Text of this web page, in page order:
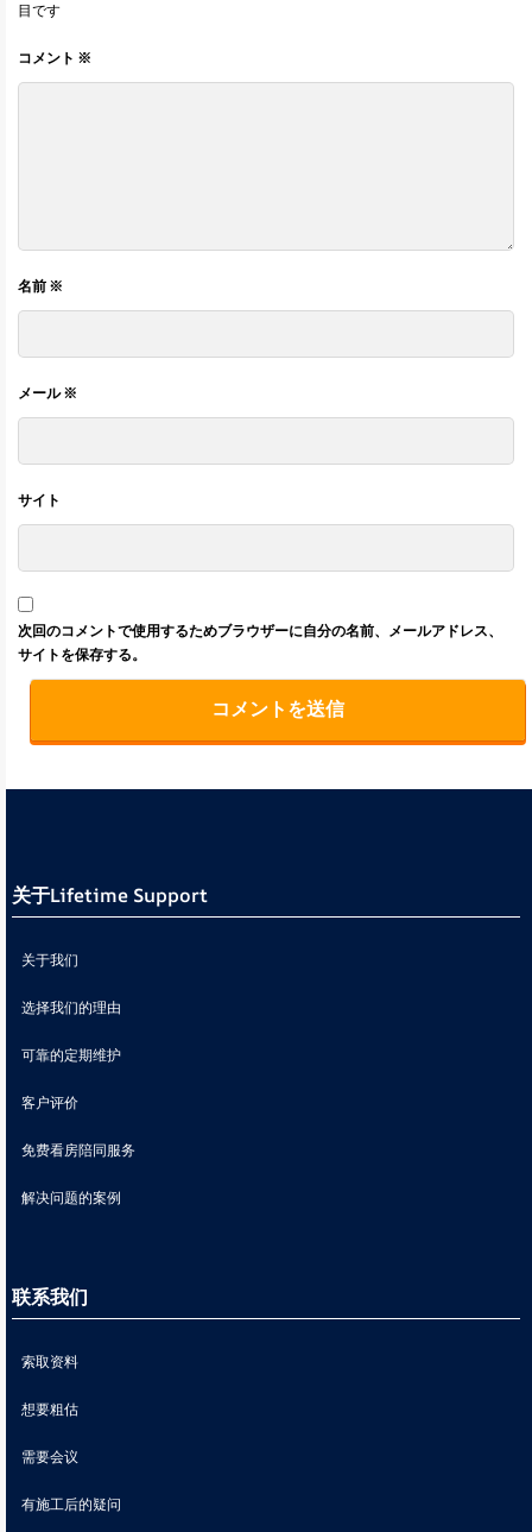
目です
コメント ※
名前 ※
メール※
サイト
次回のコメントで使用するためブラウザーに自分の名前、メールアドレス、
サイトを保存する。
关于Lifetime Support
关于我们
选择我们的理由
可靠的定期维护
客户评价
免费看房陪同服务
解决问题的案例
联系我们
索取资料
想要粗估
需要会议
有施工后的疑问